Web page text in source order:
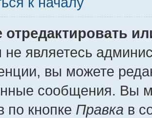
отредактировать
являетесь
вы можете
сообщения. Вы
по кнопке Правка в